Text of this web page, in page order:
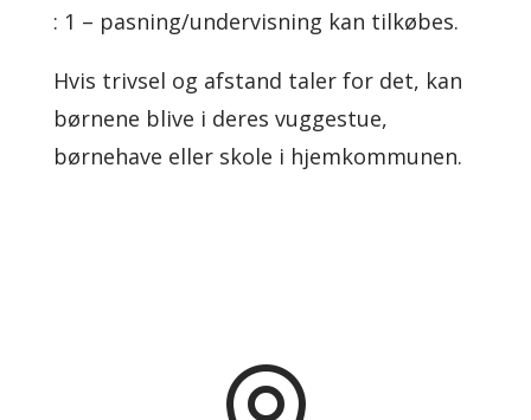
: 1 – pasning/undervisning kan tilkøbes.
Hvis trivsel og afstand taler for det, kan
børnene blive i deres vuggestue,
børnehave eller skole i hjemkommunen.